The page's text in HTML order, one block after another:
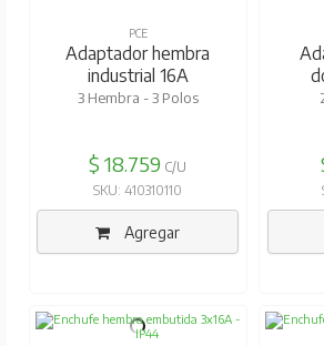
PCE
Adaptador hembra
industrial 16A
3 Hembra - 3 Polos
$ 18.759 C/U
SKU: 410310110
Agregar